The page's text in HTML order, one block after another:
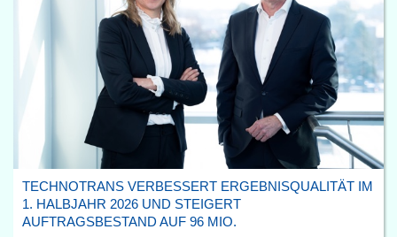
TECHNOTRANS VERBESSERT ERGEBNISQUALITÄT IM
1. HALBJAHR 2026 UND STEIGERT
AUFTRAGSBESTAND AUF 96 MIO.